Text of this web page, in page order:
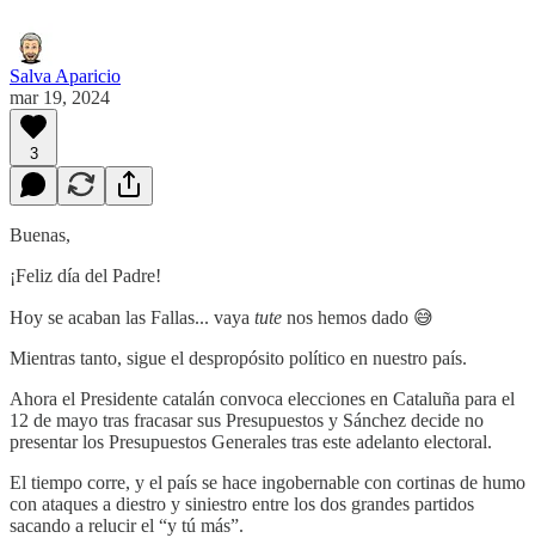
Salva Aparicio
mar 19, 2024
3
Buenas,
¡Feliz día del Padre!
Hoy se acaban las Fallas... vaya tute nos hemos dado 😅
Mientras tanto, sigue el despropósito político en nuestro país.
Ahora el Presidente catalán convoca elecciones en Cataluña para el
12 de mayo tras fracasar sus Presupuestos y Sánchez decide no
presentar los Presupuestos Generales tras este adelanto electoral.
El tiempo corre, y el país se hace ingobernable con cortinas de humo
con ataques a diestro y siniestro entre los dos grandes partidos
sacando a relucir el “y tú más”.